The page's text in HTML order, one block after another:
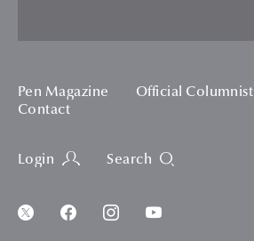
Pen Magazine Official Columnist
Contact
Login Search